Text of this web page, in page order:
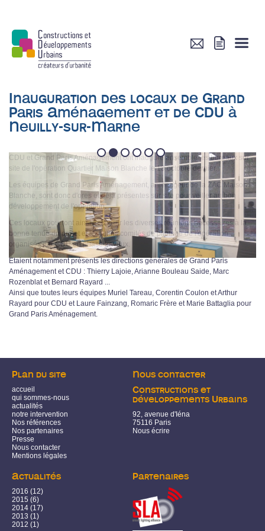
Inauguration des locaux de Grand
Paris Aménagement et de CDU à
Neuilly-sur-Marne
1 3 4 5 6
CDU et Grand Paris Aménagement ont inauguré ensemble les bureaux sur
site de l'opération Quartier Maison Blanche le 13 octobre dernier.
Les équipes de Grand Paris Aménagement, aménageur de la ZAC Maison
Blanche, sont donc d'ores et déjà présentes sur site pour veiller au bon
développement de l'opération.
Ces locaux pourront ainsi accueillir les diverses réunions nécessaires à la
bonne tenue du projet et les futurs comités de pilotage de l'opération
organisés par CDU en phase travaux.
Étaient notamment présents les directions générales de Grand Paris
Aménagement et CDU : Thierry Lajoie, Arianne Bouleau Saide, Marc
Rozenblat et Bernard Rayard ...
Ainsi que toutes leurs équipes Muriel Tareau, Corentin Coulon et Arthur
Rayard pour CDU et Laure Fainzang, Romaric Frère et Marie Battaglia pour
Grand Paris Aménagement.
Plan du site
accueil
qui sommes-nous
actualités
notre intervention
Nos références
Nos partenaires
Presse
Nous contacter
Mentions légales
Nous contacter
Constructions et
développements Urbains
92, avenue d'Iéna
75116 Paris
Nous écrire
Actualités
2016 (12)
2015 (6)
2014 (17)
2013 (1)
2012 (1)
Partenaires